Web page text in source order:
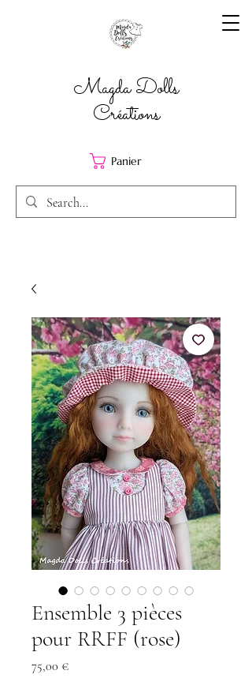
Magda Dolls
Créations
Panier
Ensemble 3 pièces
pour RRFF (rose)
75,00 €Prix